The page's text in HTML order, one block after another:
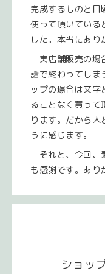
完成するものと日
使って頂いている
した。本当にあり
実店舗販売の場
話で終わってしま
ップの場合は文字
ることなく買って
ります。だから
うに感じます。
それと、今回、
も感謝です。あり
ショッ